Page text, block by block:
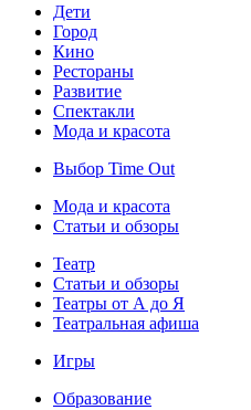
Дети
Город
Кино
Рестораны
Развитие
Спектакли
Мода и красота
Выбор Time Out
Мода и красота
Статьи и обзоры
Театр
Статьи и обзоры
Театры от А до Я
Театральная афиша
Игры
Образование